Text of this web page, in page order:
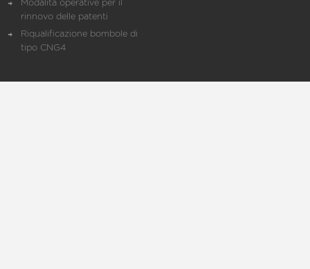
Modalità operative per il
rinnovo delle patenti
Riqualificazione bombole di
tipo CNG4